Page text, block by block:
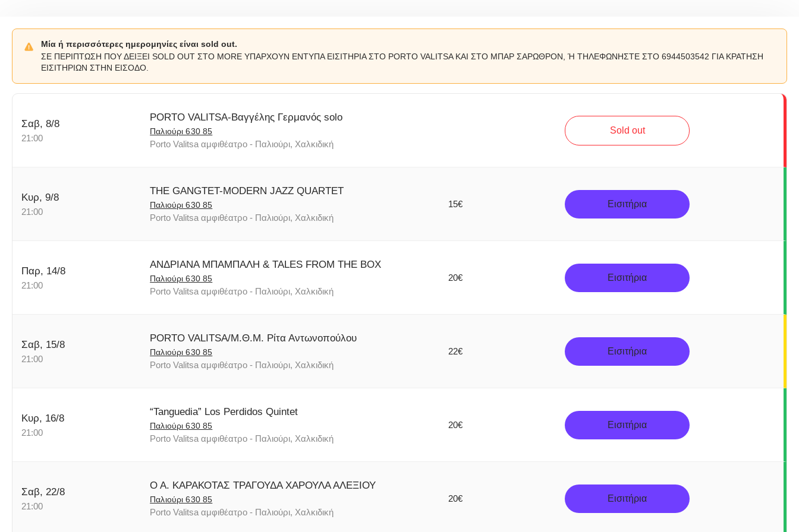
Μία ή περισσότερες ημερομηνίες είναι sold out.
ΣΕ ΠΕΡΙΠΤΩΣΗ ΠΟΥ ΔΕΙΞΕΙ SOLD OUT ΣΤΟ MORE ΥΠΑΡΧΟΥΝ ΕΝΤΥΠΑ ΕΙΣΙΤΗΡΙΑ ΣΤΟ PORTO VALITSA ΚΑΙ ΣΤΟ ΜΠΑΡ ΣΑΡΩΘΡΟΝ, Ή ΤΗΛΕΦΩΝΗΣΤΕ ΣΤΟ 6944503542 ΓΙΑ ΚΡΑΤΗΣΗ
ΕΙΣΙΤΗΡΙΩΝ ΣΤΗΝ ΕΙΣΟΔΟ.
Σαβ, 8/8
21:00
PORTO VALITSA-Βαγγέλης Γερμανός solo
Παλιούρι 630 85
Porto Valitsa αμφιθέατρο - Παλιούρι, Χαλκιδική
Sold out
Κυρ, 9/8
21:00
THE GANGTET-MODERN JAZZ QUARTET
Παλιούρι 630 85
Porto Valitsa αμφιθέατρο - Παλιούρι, Χαλκιδική
15€ Εισιτήρια
Παρ, 14/8
21:00
ΑΝΔΡΙΑΝΑ ΜΠΑΜΠΑΛΗ & TALES FROM THE BOX
Παλιούρι 630 85
Porto Valitsa αμφιθέατρο - Παλιούρι, Χαλκιδική
20€ Εισιτήρια
Σαβ, 15/8
21:00
PORTO VALITSA/Μ.Θ.Μ. Ρίτα Αντωνοπούλου
Παλιούρι 630 85
Porto Valitsa αμφιθέατρο - Παλιούρι, Χαλκιδική
22€ Εισιτήρια
Κυρ, 16/8
21:00
“Tanguedia” Los Perdidos Quintet
Παλιούρι 630 85
Porto Valitsa αμφιθέατρο - Παλιούρι, Χαλκιδική
20€ Εισιτήρια
Σαβ, 22/8
21:00
Ο Α. ΚΑΡΑΚΟΤΑΣ ΤΡΑΓΟΥΔΑ ΧΑΡΟΥΛΑ ΑΛΕΞΙΟΥ
Παλιούρι 630 85
Porto Valitsa αμφιθέατρο - Παλιούρι, Χαλκιδική
20€ Εισιτήρια